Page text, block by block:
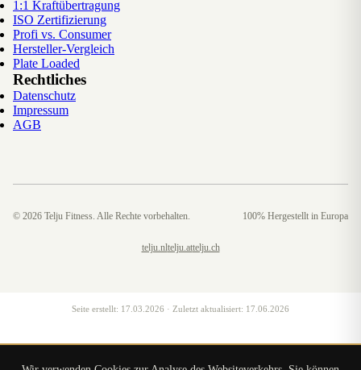
1:1 Kraftübertragung
ISO Zertifizierung
Profi vs. Consumer
Hersteller-Vergleich
Plate Loaded
Rechtliches
Datenschutz
Impressum
AGB
© 2026 Telju Fitness. Alle Rechte vorbehalten. 100% Hergestellt in Europa
telju.nltelju.attelju.ch
Seite erstellt: 17.03.2026 · Zuletzt aktualisiert: 17.06.2026